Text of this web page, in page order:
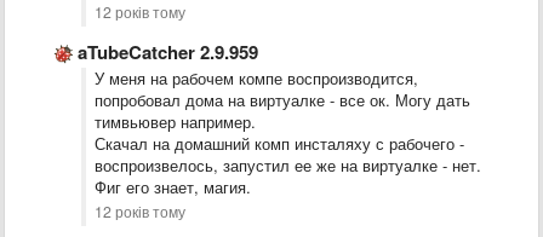
12 років тому
aTubeCatcher 2.9.959
У меня на рабочем компе воспроизводится,
попробовал дома на виртуалке - все ок. Могу дать
тимвьювер например.
Скачал на домашний комп инсталяху с рабочего -
воспроизвелось, запустил ее же на виртуалке - нет.
Фиг его знает, магия.
12 років тому